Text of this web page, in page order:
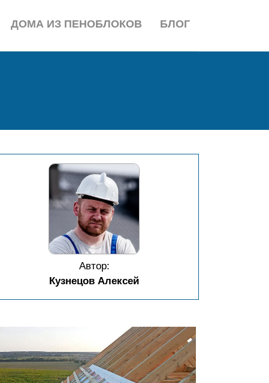
БЛОГ
ДОМА ИЗ ПЕНОБЛОКОВ
Автор:
Кузнецов Алексей